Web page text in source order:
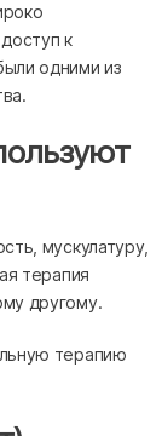
к
одними из
мускулатуру,
терапия
другому.
терапию